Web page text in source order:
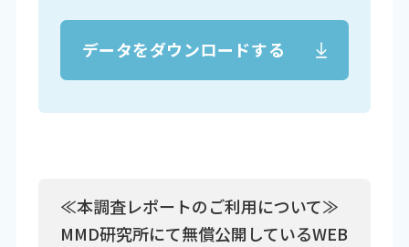
データをダウンロードする
≪本調査レポートのご利用について≫
MMD研究所にて無償公開しているWEB